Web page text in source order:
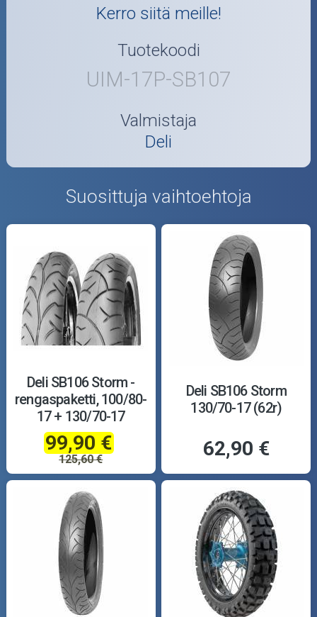
Kerro siitä meille!
Tuotekoodi
UIM-17P-SB107
Valmistaja
Deli
Suosittuja vaihtoehtoja
Deli SB106 Storm -
rengaspaketti, 100/80-
17 + 130/70-17
99,90 €
125,60 €
Deli SB106 Storm
130/70-17 (62r)
62,90 €